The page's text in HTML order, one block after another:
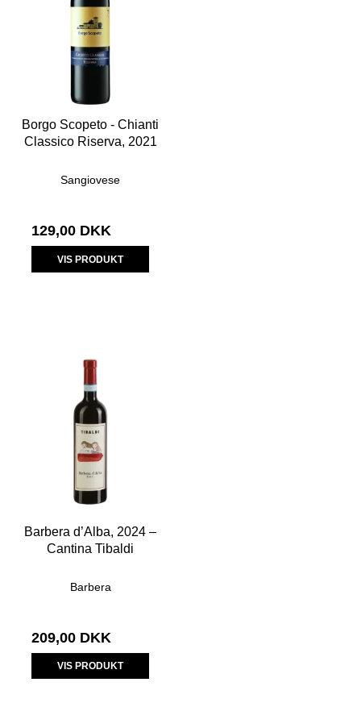
Borgo Scopeto - Chianti
Classico Riserva, 2021
Sangiovese
129,00 DKK
VIS PRODUKT
Barbera d’Alba, 2024 –
Cantina Tibaldi
Barbera
209,00 DKK
VIS PRODUKT